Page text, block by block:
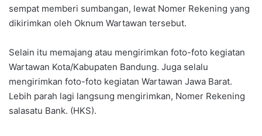
sempat memberi sumbangan, lewat Nomer Rekening yang
dikirimkan oleh Oknum Wartawan tersebut.
Selain itu memajang atau mengirimkan foto-foto kegiatan
Wartawan Kota/Kabupaten Bandung. Juga selalu
mengirimkan foto-foto kegiatan Wartawan Jawa Barat.
Lebih parah lagi langsung mengirimkan, Nomer Rekening
salasatu Bank. (HKS).